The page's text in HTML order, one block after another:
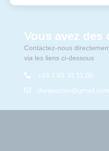
Vous avez des
Contactez-nous
via les liens ci-dessous
+33 7 69 33 11 05
danjoucryo@gmail.com